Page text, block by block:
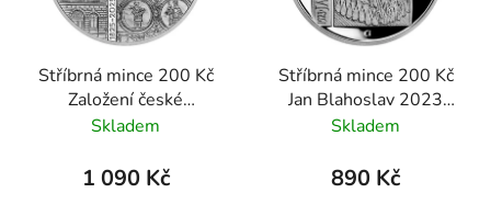
Stříbrná mince 200 Kč
Založení české
spořitelny Böhmische
Skladem
1 090 Kč
Stříbrná mince 200 Kč
Jan Blahoslav 2023
proof
Skladem
890 Kč